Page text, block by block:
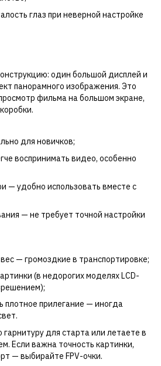
глаз при неверной настройке
один большой дисплей и
панорамного изображения. Это
фильма на большом экране,
для новичков;
воспринимать видео, особенно
— удобно использовать вместе с
— не требует точной настройки
— громоздкие в транспортировке;
(в недорогих моделях LCD-
плотное прилегание — иногда
для старта или летаете в
Если важна точность картинки,
— выбирайте FPV-очки.